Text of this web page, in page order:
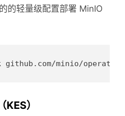
的轻量级配置部署 MinIO
）